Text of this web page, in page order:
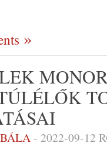
- 2022-09-12